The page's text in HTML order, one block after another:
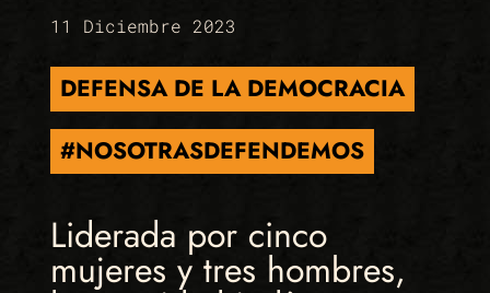
11 Diciembre 2023
DEFENSA DE LA DEMOCRACIA
#NOSOTRASDEFENDEMOS
Liderada por cinco
mujeres y tres hombres,